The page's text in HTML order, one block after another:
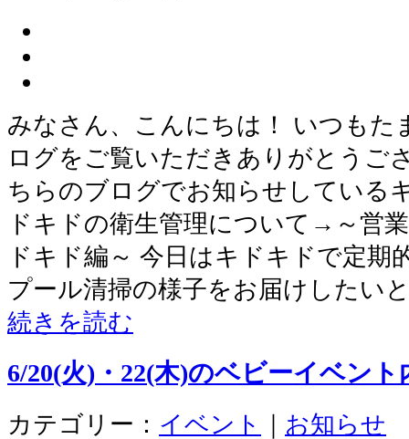
みなさん、こんにちは！ いつもた
ログをご覧いただきありがとうご
ちらのブログでお知らせしている
ドキドの衛生管理について→～営
ドキド編～ 今日はキドキドで定期
プール清掃の様子をお届けしたい
続きを読む
6/20(火)・22(木)のベビーイベン
カテゴリー： イベント
お知らせ